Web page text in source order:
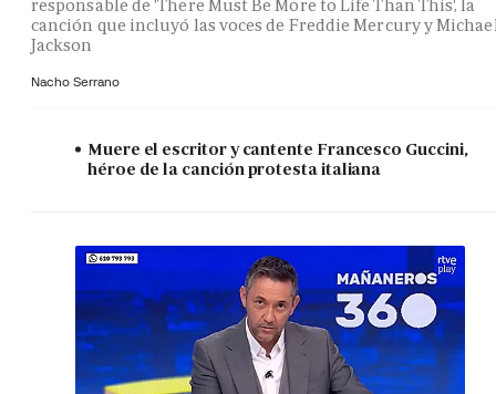
responsable de 'There Must Be More to Life Than This', la
canción que incluyó las voces de Freddie Mercury y
Jackson
Nacho Serrano
Muere el escritor y cantente Francesco Guccini,
héroe de la canción protesta italiana